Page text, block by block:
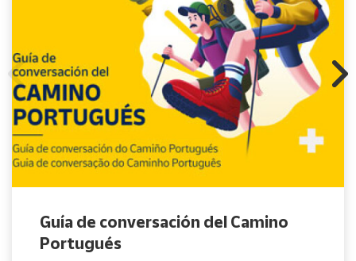
Guía de conversación del Camino
Portugués